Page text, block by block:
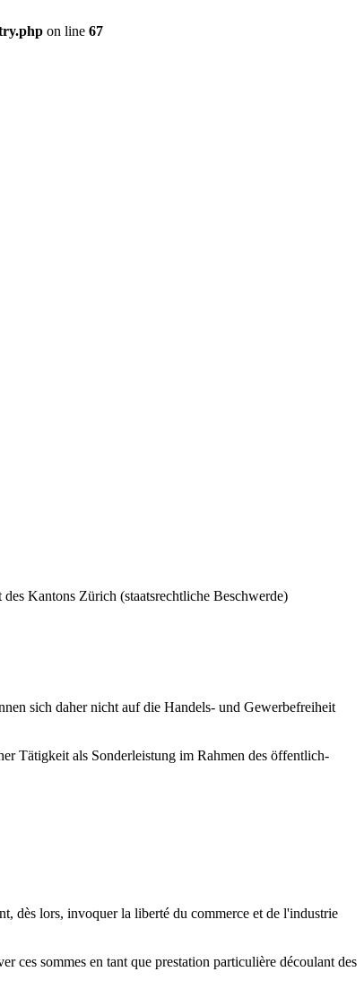
on line 67
Kantons Zürich (staatsrechtliche Beschwerde)
sich daher nicht auf die Handels- und Gewerbefreiheit
Tätigkeit als Sonderleistung im Rahmen des öffentlich-
dès lors, invoquer la liberté du commerce et de l'industrie
ces sommes en tant que prestation particulière découlant des